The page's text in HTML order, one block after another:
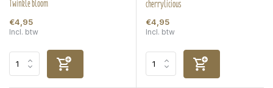
Twinkle bloom
€4,95
Incl. btw
cherrylicious
€4,95
Incl. btw